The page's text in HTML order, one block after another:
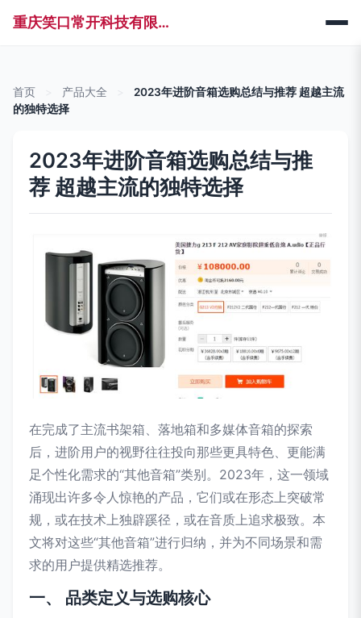
重庆笑口常开科技有限公司
首页 产品大全
2023年进阶音箱选购总结与推荐 超越主流
的独特选择
2023年进阶音箱选购总结与推
荐 超越主流的独特选择
在完成了主流书架箱、落地箱和多媒体音箱的探索
后，进阶用户的视野往往投向那些更具特色、更能满
足个性化需求的“其他音箱”类别。2023年，这一领域
涌现出许多令人惊艳的产品，它们或在形态上突破常
规，或在技术上独辟蹊径，或在音质上追求极致。本
文将对这些“其他音箱”进行归纳，并为不同场景和需
求的用户提供精选推荐。
一、 品类定义与选购核心